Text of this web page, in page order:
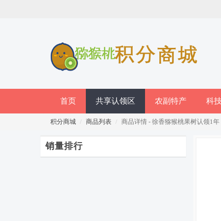
首页 共享认领区 农副特产 科
积分商城 商品列表 商品详情 - 徐香猕猴桃果树认领1年
销量排行